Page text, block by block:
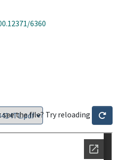
6360
see the file? Try reloading